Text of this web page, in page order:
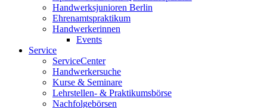
Handwerksjunioren Berlin
Ehrenamtspraktikum
Handwerkerinnen
Events
Service
ServiceCenter
Handwerkersuche
Kurse & Seminare
Lehrstellen- & Praktikumsbörse
Nachfolgebörsen